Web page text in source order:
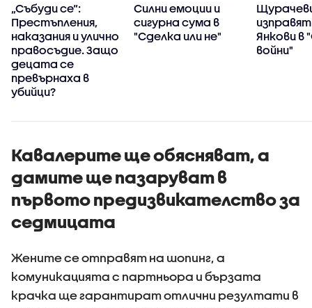
„Събуди се“:
Престъпления,
наказания и улично
правосъдие. Защо
децата се
превърнаха в
убийци?
Силни емоции и
сигурна сума в
"Сделка или не"
Янкови в
войни"
Кавалерите ще обясняват, а
дамите ще пазаруват в
първото предизвикателство за
седмицата
Жените се отправят на шопинг, а
комуникацията с партньора и бързата
крачка ще гарантират отлични резултати в